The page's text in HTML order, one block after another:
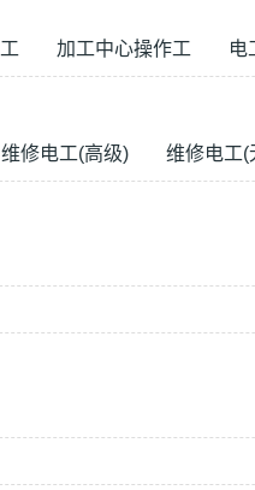
加工中心操作工 电
维修电工(高级) 维修电工(